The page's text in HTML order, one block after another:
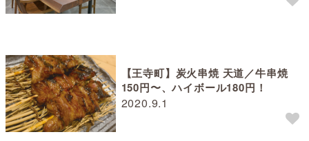
2020.9.1
【王寺町】炭火串焼 天道／牛串焼
150円〜、ハイボール180円！